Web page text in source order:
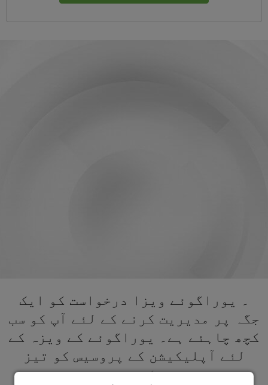
۔ یوراگوئے ویزا درخواست کو ایک
جگہ پر مدیریت کرنے کے لئے آپ کو سب
کچھ چاہئے ہے۔ یوراگوئے کے ویزہ کے
لئے آپلیکیشن کے پروسیس کو تیز
کریں۔